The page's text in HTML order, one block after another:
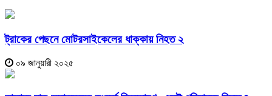
ট্রাকের পেছনে মোটরসাইকেলের ধাক্কায় নিহত ২
০৯ জানুয়ারী ২০২৫